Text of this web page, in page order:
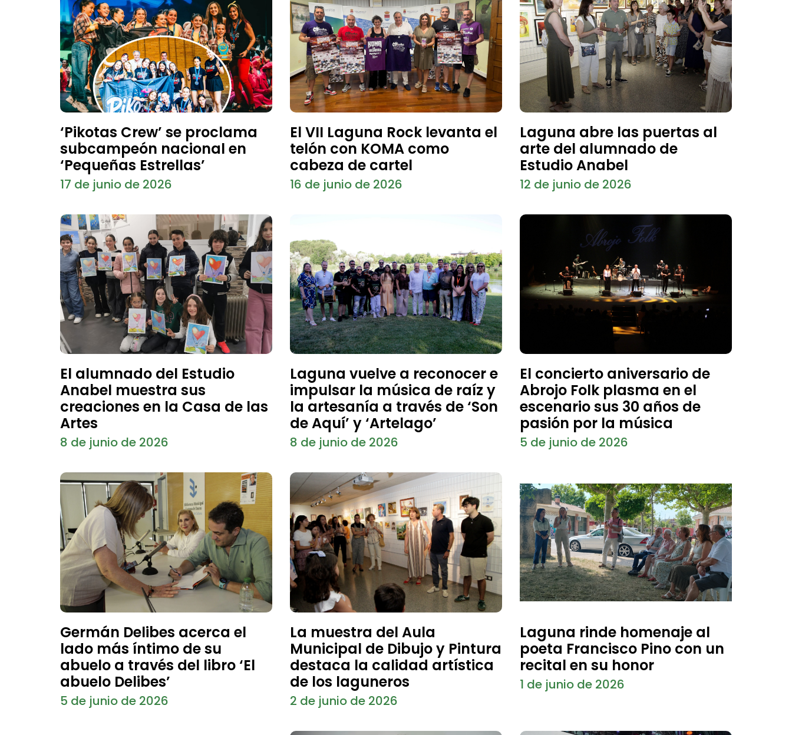
‘Pikotas Crew’ se proclama
subcampeón nacional en
‘Pequeñas Estrellas’
17 de junio de 2026
El VII Laguna Rock levanta el
telón con KOMA como
cabeza de cartel
16 de junio de 2026
Laguna abre las puertas al
arte del alumnado de
Estudio Anabel
12 de junio de 2026
El alumnado del Estudio
Anabel muestra sus
creaciones en la Casa de las
Artes
8 de junio de 2026
Laguna vuelve a reconocer e
impulsar la música de raíz y
la artesanía a través de ‘Son
de Aquí’ y ‘Artelago’
8 de junio de 2026
El concierto aniversario de
Abrojo Folk plasma en el
escenario sus 30 años de
pasión por la música
5 de junio de 2026
Germán Delibes acerca el
lado más íntimo de su
abuelo a través del libro ‘El
abuelo Delibes’
5 de junio de 2026
La muestra del Aula
Municipal de Dibujo y Pintura
destaca la calidad artística
de los laguneros
2 de junio de 2026
Laguna rinde homenaje al
poeta Francisco Pino con un
recital en su honor
1 de junio de 2026